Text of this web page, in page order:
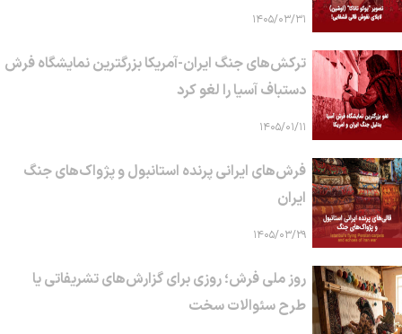
۱۴۰۵/۰۳/۳۱
ترکش‌های جنگ ایران-آمریکا بزرگترین نمایشگاه فرش
دستباف آسیا را لغو کرد
۱۴۰۵/۰۱/۱۱
فرش‌های ایرانی پرنده استانبول و پژواک‌های جنگ
ایران
۱۴۰۵/۰۳/۲۹
روز ملی فرش؛ روزی برای گزارش‌های تشریفاتی یا
طرح سئوالات سخت